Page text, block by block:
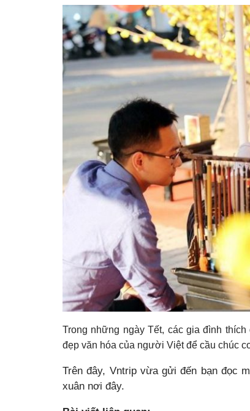
Trong những ngày Tết, các gia đình
đẹp văn hóa của người Việt để cầu chúc
Trên đây, Vntrip vừa gửi đến bạn đọc
xuân nơi đây.